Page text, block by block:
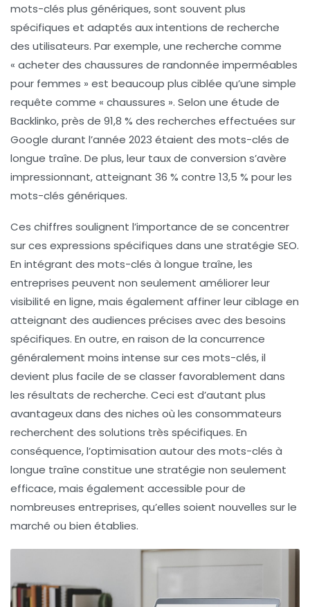
mots-clés plus génériques, sont souvent plus
spécifiques et adaptés aux intentions de recherche
des utilisateurs. Par exemple, une recherche comme
« acheter des chaussures de randonnée imperméables
pour femmes » est beaucoup plus ciblée qu’une simple
requête comme « chaussures ». Selon une étude de
Backlinko, près de 91,8 % des recherches effectuées sur
Google durant l’année 2023 étaient des mots-clés de
longue traîne. De plus, leur taux de conversion s’avère
impressionnant, atteignant 36 % contre 13,5 % pour les
mots-clés génériques.
Ces chiffres soulignent l’importance de se concentrer
sur ces expressions spécifiques dans une stratégie SEO.
En intégrant des mots-clés à longue traîne, les
entreprises peuvent non seulement améliorer leur
visibilité en ligne, mais également affiner leur ciblage en
atteignant des audiences précises avec des besoins
spécifiques. En outre, en raison de la concurrence
généralement moins intense sur ces mots-clés, il
devient plus facile de se classer favorablement dans
les résultats de recherche. Ceci est d’autant plus
avantageux dans des niches où les consommateurs
recherchent des solutions très spécifiques. En
conséquence, l’optimisation autour des mots-clés à
longue traîne constitue une stratégie non seulement
efficace, mais également accessible pour de
nombreuses entreprises, qu’elles soient nouvelles sur le
marché ou bien établies.